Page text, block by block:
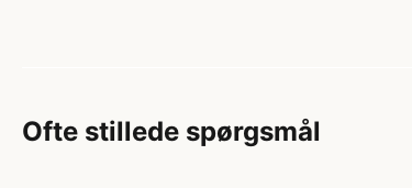
Ofte stillede spørgsmål